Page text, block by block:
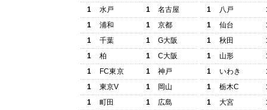
1
水戸 1
名古屋
1
浦和 1
京都
1
千葉 1
G大阪
1
柏 1
C大阪
1
FC東京 1
神戸
1
東京V 1
岡山
1
町田 1
広島
1
八戸
1
仙台
1
秋田
1
山形
1
いわき
1
栃木C
1
大宮